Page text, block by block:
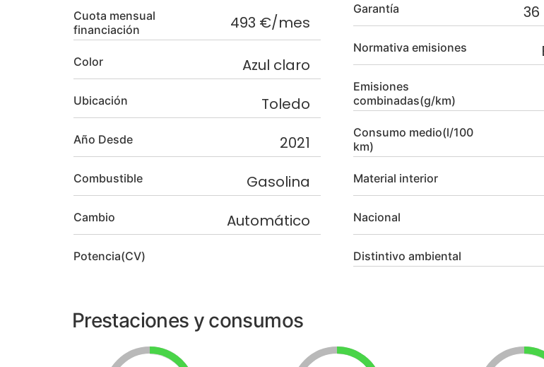
Cuota mensual
financiación
493 €/mes
Color Azul claro
Ubicación Toledo
Año Desde 2021
Combustible Gasolina
Cambio Automático
Potencia(CV)
Garantía
Normativa emisiones
Emisiones
combinadas(g/km)
Consumo medio(l/100
km)
Material interior
Nacional
Distintivo ambiental
Prestaciones y consumos